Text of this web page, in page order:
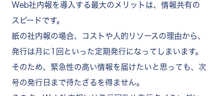
Web社内報を導入する最大のメリットは、情報共有の
スピードです。
紙の社内報の場合、コストや人的リソースの理由から、
発行は月に1回といった定期発行になってしまいます。
そのため、緊急性の高い情報を届けたいと思っても、次
号の発行日まで待たざるを得ません。